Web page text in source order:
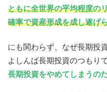
ともに全世界の平均程度の
確率で資産形成を成し遂げ
にも関わらず、なぜ長期投
よしんば長期投資のつもり
長期投資をやめてしまうの